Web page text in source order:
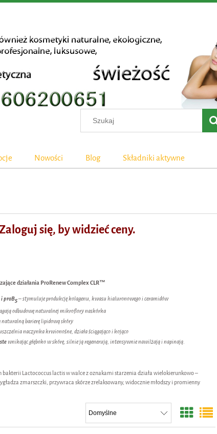
Nowości Blog Składniki aktywne
się, by widzieć ceny.
działania ProRenew Complex CLR™
i proB5– stymuluje produkcję kolagenu, kwasu hialuronowego i ceramidów
odbudowę naturalnej mikroflory naskórka
naturalną barierę lipidową skóry
naczynka krwionośne, działa ściągająco i kojąco
wnikając głęboko w skórę, silnie ją regenerują, intensywnie nawilżają i napinają.
Lactococcus lactis w walce z oznakami starzenia działa wielokierunkowo –
zmarszczki, przywraca skórze zrelaksowany, widocznie młodszy i promienny